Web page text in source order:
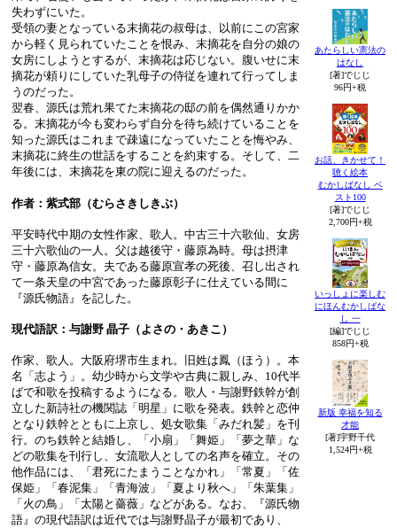
失わずにいた。
受領の妻となっている末摘花の叔母は、以前にこの宮家
から軽く見られていたことを恨み、末摘花を自分の娘の
女房にしようとするが、末摘花は応じない。腹いせに末
摘花が頼りにしていた乳母子の侍従を連れて行ってしま
うのだった。
翌春、源氏は荒れ果てた末摘花の邸の前を偶然通りかか
る。末摘花が今も変わらず自分を待ち続けていることを
知った源氏はこれまで疎遠になっていたことを悔やみ、
末摘花に終生の世話をすることを約束する。そして、二
年後には、末摘花を東の院に迎えるのだった。
作者：紫式部（むらさきしきぶ）
平安時代中期の女性作家、歌人。中古三十六歌仙、女房
三十六歌仙の一人。父は越後守・藤原為時。母は摂津
守・藤原為信女。夫である藤原宣孝の死後、召し出され
て一条天皇の中宮であった藤原彰子に仕えている間に
『源氏物語』を記した。
現代語訳：与謝野 晶子（よさの・あきこ）
作家、歌人。大阪府堺市生まれ。旧姓は鳳（ほう）。本
名「志よう」。幼少時から文学や古典に親しみ、10代半
ばで和歌を投稿するようになる。歌人・与謝野鉄幹が創
立した新詩社の機関誌「明星」に歌を発表。鉄幹と恋仲
となり鉄幹とともに上京し、処女歌集「みだれ髪」を刊
行。のち鉄幹と結婚し、「小扇」「舞姫」「夢之華」な
どの歌集を刊行し、女流歌人としての名声を確立。その
他作品には、「君死にたまうことなかれ」「常夏」「佐
保姫」「春泥集」「青海波」「夏より秋へ」「朱葉集」
「火の鳥」「太陽と薔薇」などがある。なお、『源氏物
語』の現代語訳は近代では与謝野晶子が最初であり、
あたらしい憲法の
はなし
[著]でじじ
96円+税
お話、きかせて！
聴く絵本
むかしばなし ベ
スト100
[著]でじじ
2,700円+税
いっしょに楽しむ
にほんむかしばな
し 一
[編]でじじ
858円+税
新版 幸福を知る
才能
[著]宇野千代
1,524円+税